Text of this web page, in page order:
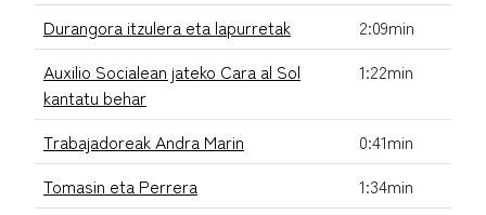
Durangora itzulera eta lapurretak
2:09min
Auxilio Socialean jateko Cara al Sol
kantatu behar
1:22min
Trabajadoreak Andra Marin
0:41min
Tomasin eta Perrera
1:34min